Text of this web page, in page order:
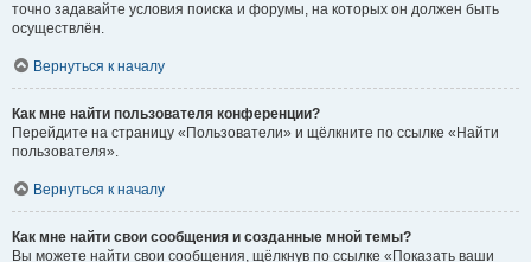
точно задавайте условия поиска и форумы, на которых он должен быть
осуществлён.
Вернуться к началу
Как мне найти пользователя конференции?
Перейдите на страницу «Пользователи» и щёлкните по ссылке «Найти
пользователя».
Вернуться к началу
Как мне найти свои сообщения и созданные мной темы?
Вы можете найти свои сообщения, щёлкнув по ссылке «Показать ваши